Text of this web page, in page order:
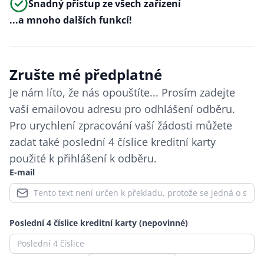
Snadný přístup ze všech zařízení
...a mnoho dalších funkcí!
Zrušte mé předplatné
Je nám líto, že nás opouštíte... Prosím zadejte
vaší emailovou adresu pro odhlášení odběru.
Pro urychlení zpracování vaší žádosti můžete
zadat také poslední 4 číslice kreditní karty
použité k přihlášení k odběru.
E-mail
Poslední 4 číslice kreditní karty (nepovinné)